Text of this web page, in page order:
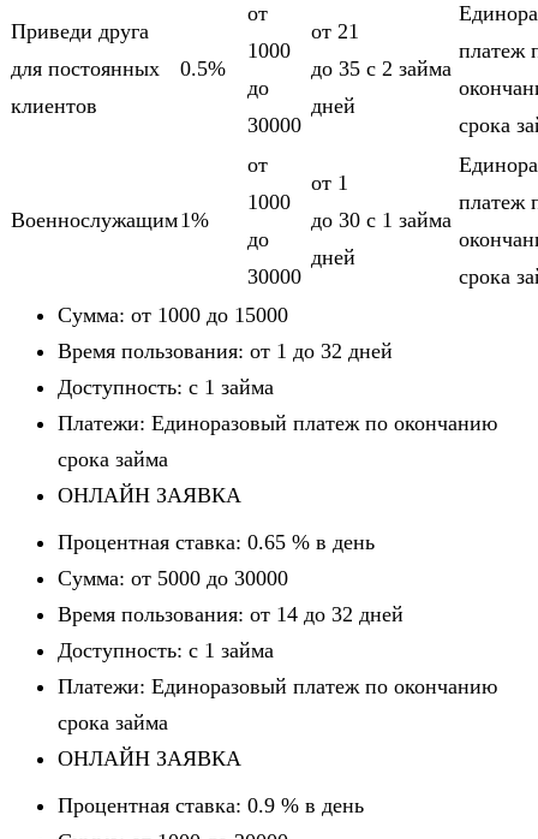
Приведи друга
для постоянных
клиентов
0.5%
от
1000
до
30000
от 21
до 35
дней
c 2 займа
платеж
срока
Военнослужащим1%
от
1000
до
30000
от 1
до 30
дней
c 1 займа
платеж
срока
Сумма: от 1000 до 15000
Время пользования: от 1 до 32 дней
Доступность: c 1 займа
Платежи: Единоразовый платеж по окончанию
срока займа
ОНЛАЙН ЗАЯВКА
Процентная ставка: 0.65 % в день
Сумма: от 5000 до 30000
Время пользования: от 14 до 32 дней
Доступность: c 1 займа
Платежи: Единоразовый платеж по окончанию
срока займа
ОНЛАЙН ЗАЯВКА
Процентная ставка: 0.9 % в день